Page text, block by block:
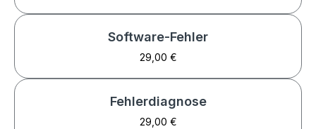
Software-Fehler
29,00 €
Fehlerdiagnose
29,00 €